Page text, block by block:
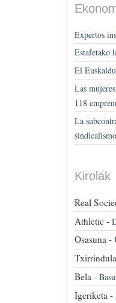
Expertos
Estafetako
El
Las
118
La
sindicalismo
Kirolak
Real
Athletic -
Osasuna -
Bela -
Igeriketa -